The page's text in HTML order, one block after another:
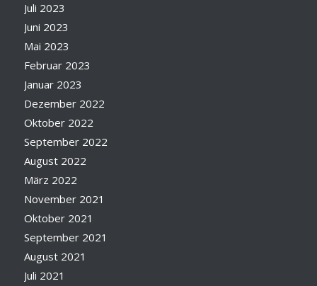
Juli 2023
Juni 2023
Mai 2023
Februar 2023
Januar 2023
Dezember 2022
Oktober 2022
September 2022
August 2022
März 2022
November 2021
Oktober 2021
September 2021
August 2021
Juli 2021